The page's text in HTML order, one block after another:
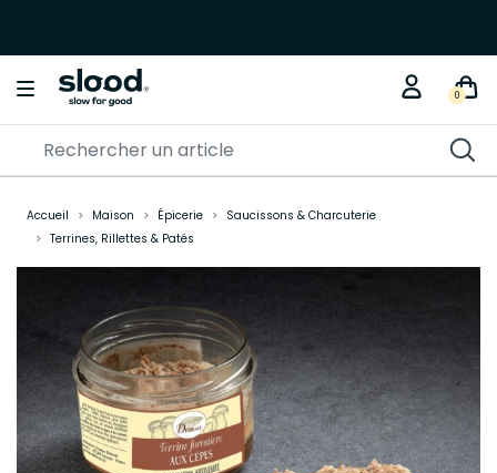
0
Accueil Maison Épicerie
Saucissons & Charcuterie
Terrines, Rillettes & Patés